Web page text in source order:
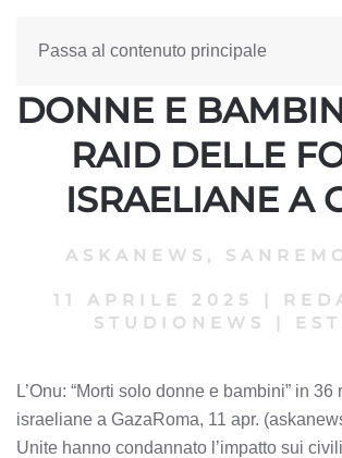
Passa al contenuto principale
L’ONU: “MORTI
DONNE E
RAID DELLE
ISRAELIANE A
ASKANEWS ,
11 APRILE 2025 |
STUDIONEWS
|
L’Onu: “Morti solo donne e bambini” in
israeliane a GazaRoma, 11 apr.
Unite hanno condannato l’impatto sui